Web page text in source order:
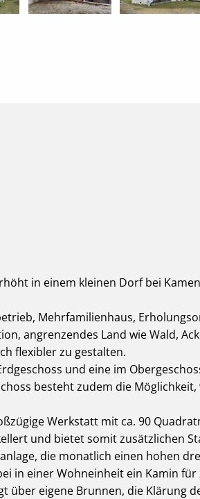
in einem kleinen Dorf bei
Mehrfamilienhaus,
angrenzendes Land wie Wald,
flexibler zu gestalten.
und eine im
besteht zudem die
Werkstatt mit ca. 90
und bietet somit zusätzlichen
die monatlich einen hohen
in einer Wohneinheit ein Kamin
über eigene Brunnen, die Klärung